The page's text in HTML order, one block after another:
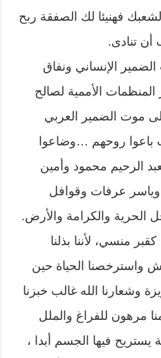
فهنيئا لك الصفقة ربح
أن تنادى.
الإنساني ونفاق
المنظمات الأممية لصالح
موت الضمير العربي
روحهم …وضاعوا
الرحيم محمود وأمين
عرفات وقوافل
الحرية والكرامة والأرض.
منسي، لأننا بذلنا
واسترخصنا الحياة حين
وشعارنا الله غالب خبزنا
مرهون للفراغ والملل
فيها الجسم أبدا ،